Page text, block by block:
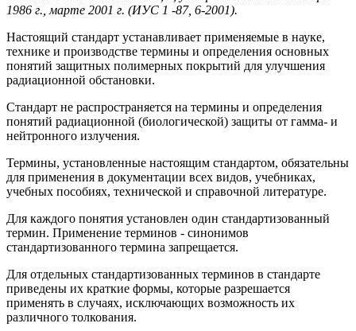
1986 г., марте 2001 г. (ИУС 1 -87, 6-2001).
Настоящий стандарт устанавливает применяемые в науке,
технике и производстве термины и определения основных
понятий защитных полимерных покрытий для улучшения
радиационной обстановки.
Стандарт не распространяется на термины и определения
понятий радиационной (биологической) защиты от гамма- и
нейтронного излучения.
Термины, установленные настоящим стандартом, обязательны
для применения в документации всех видов, учебниках,
учебных пособиях, технической и справочной литературе.
Для каждого понятия установлен один стандартизованный
термин. Применение терминов - синонимов
стандартизованного термина запрещается.
Для отдельных стандартизованных терминов в стандарте
приведены их краткие формы, которые разрешается
применять в случаях, исключающих возможность их
различного толкования.